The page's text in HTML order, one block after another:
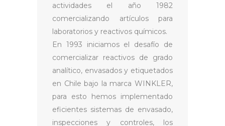
actividades el año 1982
comercializando artículos para
laboratorios y reactivos químicos.
En 1993 iniciamos el desafío de
comercializar reactivos de grado
analítico, envasados y etiquetados
en Chile bajo la marca WINKLER,
para esto hemos implementado
eficientes sistemas de envasado,
inspecciones y controles, los